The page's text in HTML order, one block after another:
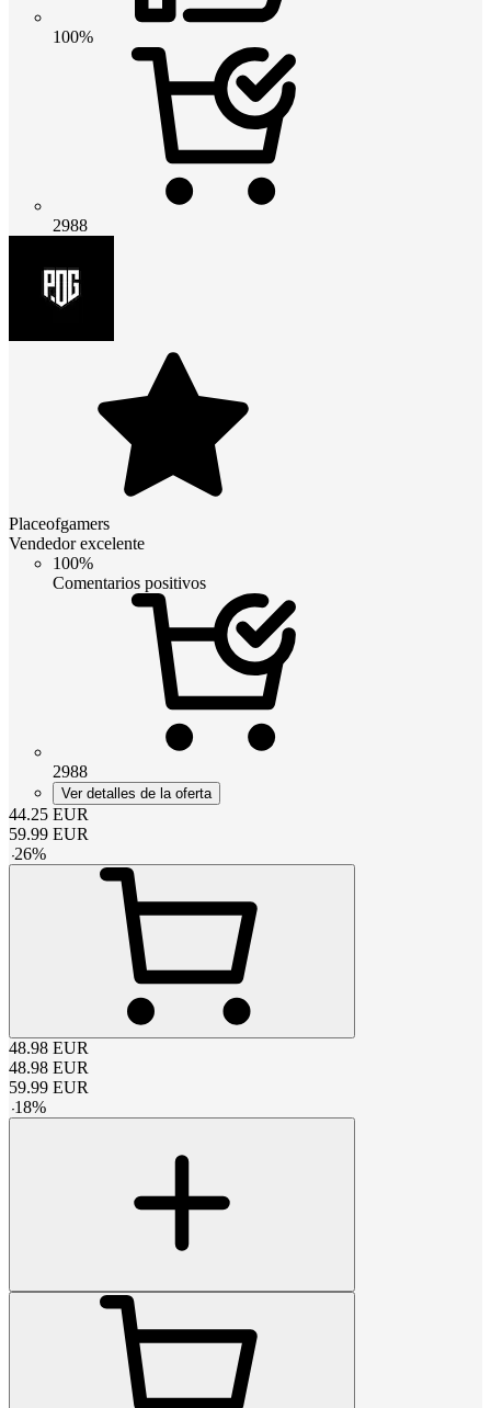
100%
2988
Placeofgamers
Vendedor excelente
100%
Comentarios positivos
2988
Ver detalles de la oferta
44.25 EUR
59.99 EUR
-26%
48.98 EUR
48.98 EUR
59.99 EUR
-18%